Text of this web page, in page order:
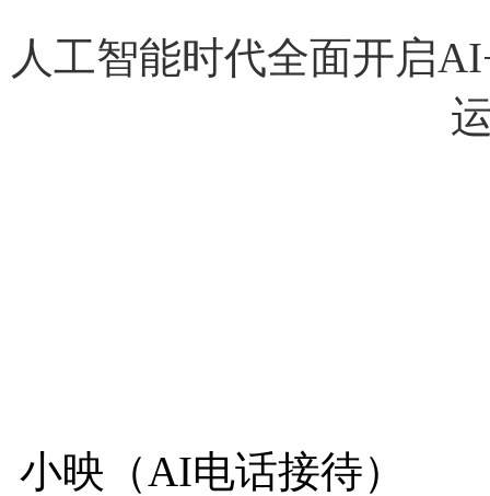
人工智能时代全面开启
小映（AI电话接待）